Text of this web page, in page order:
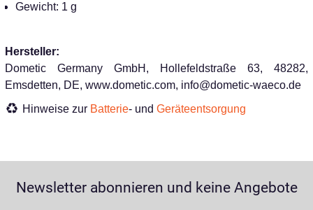
Gewicht: 1 g
Hersteller:
Dometic Germany GmbH, Hollefeldstraße 63, 48282,
Emsdetten, DE, www.dometic.com, info@dometic-waeco.de
Hinweise zur Batterie- und Geräteentsorgung
Newsletter abonnieren und keine Angebote